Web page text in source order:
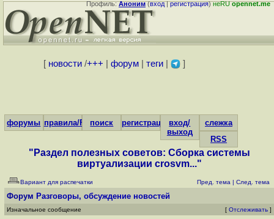
Профиль:Аноним(вход|регистрация)неRUopennet.me
[ новости/+++ форум| теги| ]
форумы правила/FAQпоиск регистрациявход/
выход
слежка
RSS
"Раздел полезных советов: Сборка системы
виртуализации crosvm..."
Вариант для распечатки Пред. тема | След. тема
Форум Разговоры, обсуждение новостей
Изначальное сообщение [ Отслеживать ]